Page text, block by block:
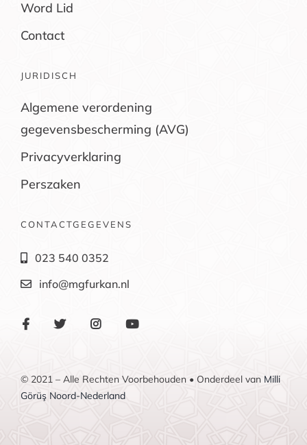
Word Lid
Contact
JURIDISCH
Algemene verordening
gegevensbescherming (AVG)
Privacyverklaring
Perszaken
CONTACTGEGEVENS
023 540 0352
info@mgfurkan.nl
© 2021 – Alle Rechten Voorbehouden • Onderdeel van Milli
Görüş Noord-Nederland